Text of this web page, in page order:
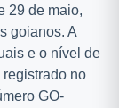
29 de maio,
goianos. A
e o nível de
no
GO-